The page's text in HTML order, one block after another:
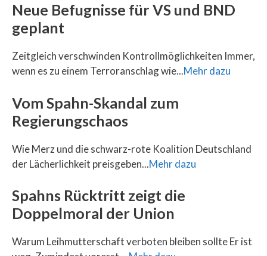
Neue Befugnisse für VS und BND
geplant
Zeitgleich verschwinden Kontrollmöglichkeiten Immer,
wenn es zu einem Terroranschlag wie...Mehr dazu
Vom Spahn-Skandal zum
Regierungschaos
Wie Merz und die schwarz-rote Koalition Deutschland
der Lächerlichkeit preisgeben...Mehr dazu
Spahns Rücktritt zeigt die
Doppelmoral der Union
Warum Leihmutterschaft verboten bleiben sollte Er ist